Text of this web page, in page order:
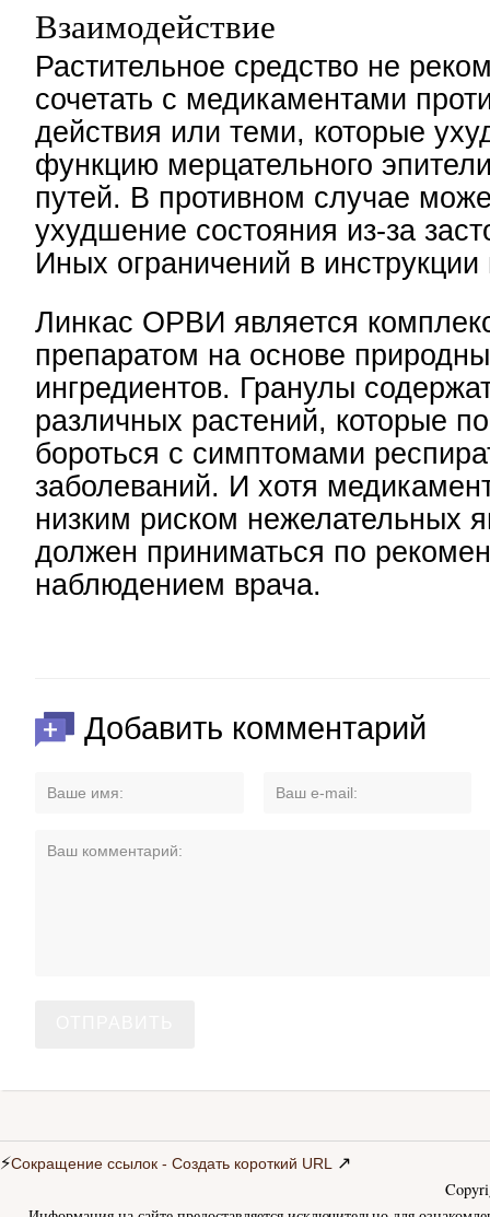
Взаимодействие
Растительное средство не
сочетать с медикаментами
действия или теми, которые
функцию мерцательного
путей. В противном случае
ухудшение состояния из-за
Иных ограничений в инструкции
Линкас ОРВИ является
препаратом на основе
ингредиентов. Гранулы
различных растений, которые
бороться с симптомами
заболеваний. И хотя
низким риском нежелательных
должен приниматься по
наблюдением врача.
Добавить комментарий
⚡Сокращение ссылок - Создать короткий URL ↗